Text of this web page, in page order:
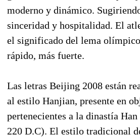
moderno y dinámico.
sinceridad y hospitalidad. El
el significado del lema
rápido, más fuerte.
Las letras Beijing 2008 están
al estilo Hanjian, presente en
pertenecientes a la dinastía
220 D.C). El estilo tradicional